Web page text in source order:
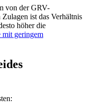
von der GRV-
ist das Verhältnis
höher die
mit geringem